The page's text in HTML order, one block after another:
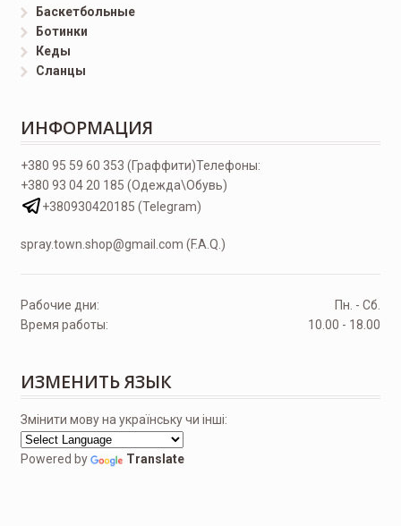
Баскетбольные
Ботинки
Кеды
Сланцы
ИНФОРМАЦИЯ
Телефоны:
+380 95 59 60 353 (Граффити)
+380 93 04 20 185 (Одежда\Обувь)
+380930420185 (Telegram)
spray.town.shop@gmail.com (F.A.Q.)
Рабочие дни:
Пн. - Сб.
Время работы:
10.00 - 18.00
ИЗМЕНИТЬ ЯЗЫК
Змінити мову на українську чи інші:
Powered by Translate